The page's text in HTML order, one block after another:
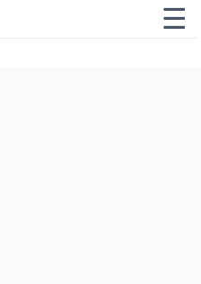
☰